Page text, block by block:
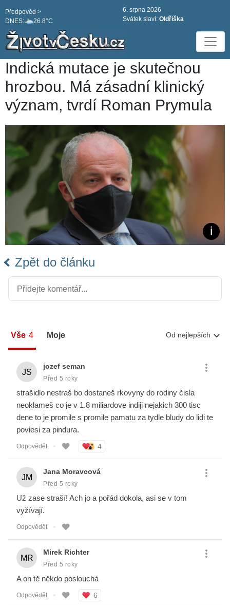
DNES: 26.8°C
Předpověd >
6. srpna 2026
Svátek slaví: Oldřiška
Indická mutace je skutečnou
hrozbou. Má zásadní klinický
význam, tvrdí Roman Prymula
Zpět do článku